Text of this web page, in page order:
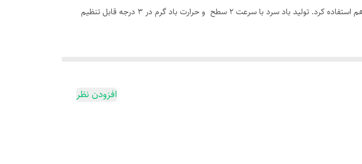
بسیار فوق العاده آن بالاتر از یک مصرف خانگی برای این دستگاه است این سشوار بلک کوکر را میتوان در سالن ها هم استفاده کرد. تولید باد سرد با سرعت 2 سطح و حرارت باد گرم در 3 درجه قابل تنظیم
افزودن نظر